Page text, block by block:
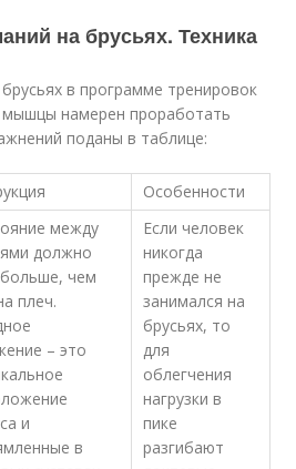
на брусьях. Техника
в программе тренировок
мышцы намерен проработать
поданы в таблице:
Особенности
между
должно
чем
плеч.
– это
и
в
Если человек
никогда
прежде не
занимался на
брусьях, то
для
облегчения
нагрузки в
пике
разгибают